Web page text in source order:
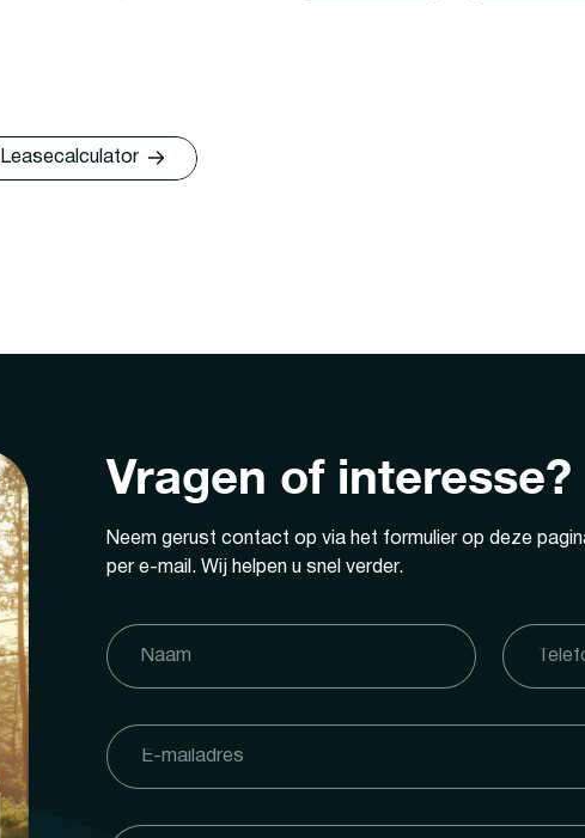
Leasecalculator
Vragen of interesse?
Neem gerust contact op via het formulier op deze
per e-mail. Wij helpen u snel verder.